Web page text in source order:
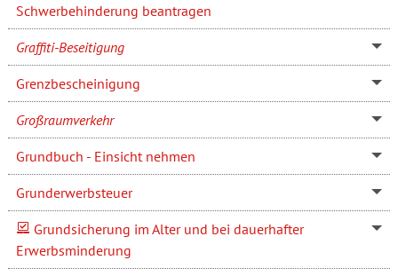
Schwerbehinderung beantragen
Graffiti-Beseitigung
Grenzbescheinigung
Großraumverkehr
Grundbuch - Einsicht nehmen
Grunderwerbsteuer
Grundsicherung im Alter und bei dauerhafter
Erwerbsminderung